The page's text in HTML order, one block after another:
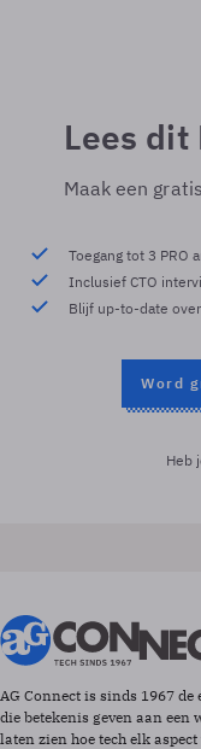
Lees dit
Maak een
Toegang tot 3 PRO
Inclusief CTO
Blijf up-to-date
Word
Heb
AG Connect is sinds 1967
die betekenis geven aan
laten zien hoe tech elk